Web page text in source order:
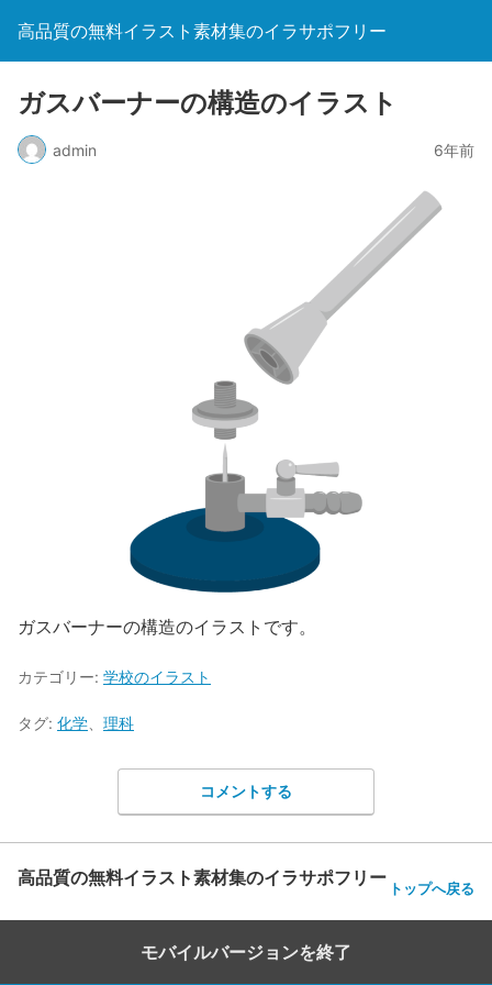
高品質の無料イラスト素材集のイラサポフリー
ガスバーナーの構造のイラスト
admin 6年前
ガスバーナーの構造のイラストです。
カテゴリー: 学校のイラスト
タグ: 化学 理科
コメントする
高品質の無料イラスト素材集のイラサポフリー トップへ戻る
モバイルバージョンを終了